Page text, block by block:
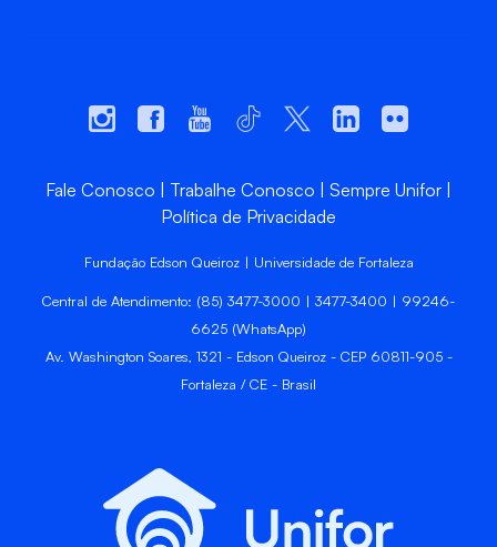
Fale Conosco Trabalhe Conosco
Sempre Unifor
Política de Privacidade
Fundação Edson Queiroz | Universidade de Fortaleza
Central de Atendimento: (85) 3477-3000 | 3477-3400 | 99246-
6625 (WhatsApp)
Av. Washington Soares, 1321 - Edson Queiroz - CEP 60811-905 -
Fortaleza / CE - Brasil